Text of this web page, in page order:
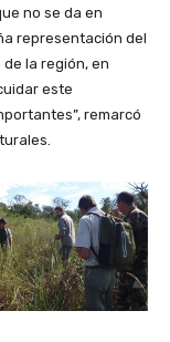
no se da en
representación del
la región, en
este
remarcó